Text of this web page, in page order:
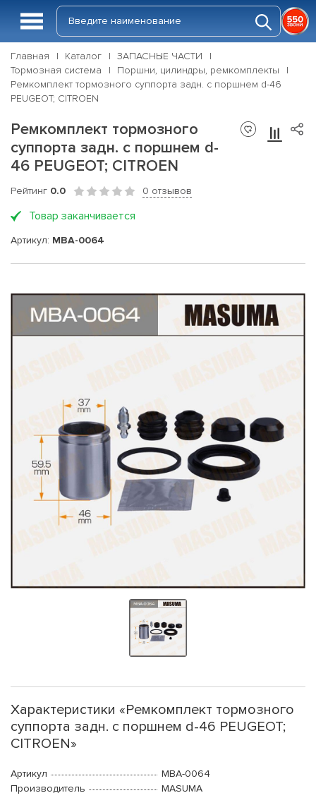
Главная Каталог
ЗАПАСНЫЕ ЧАСТИ
Тормозная система
Поршни, цилиндры, ремкомплекты
Ремкомплект тормозного суппорта задн. с поршнем d-46
PEUGEOT; CITROEN
Ремкомплект тормозного
суппорта задн. с поршнем d-
46 PEUGEOT; CITROEN
Рейтинг 0.0 0 отзывов
Товар заканчивается
Артикул: MBA-0064
Характеристики «Ремкомплект тормозного
суппорта задн. с поршнем d-46 PEUGEOT;
CITROEN»
Артикул
MBA-0064
Производитель
MASUMA